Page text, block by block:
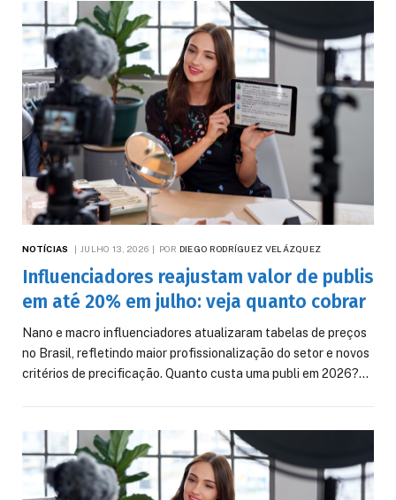
NOTÍCIAS JULHO 13, 2026 POR DIEGO RODRÍGUEZ VELÁZQUEZ
Influenciadores reajustam valor de publis
em até 20% em julho: veja quanto cobrar
Nano e macro influenciadores atualizaram tabelas de preços
no Brasil, refletindo maior profissionalização do setor e novos
critérios de precificação. Quanto custa uma publi em 2026?…